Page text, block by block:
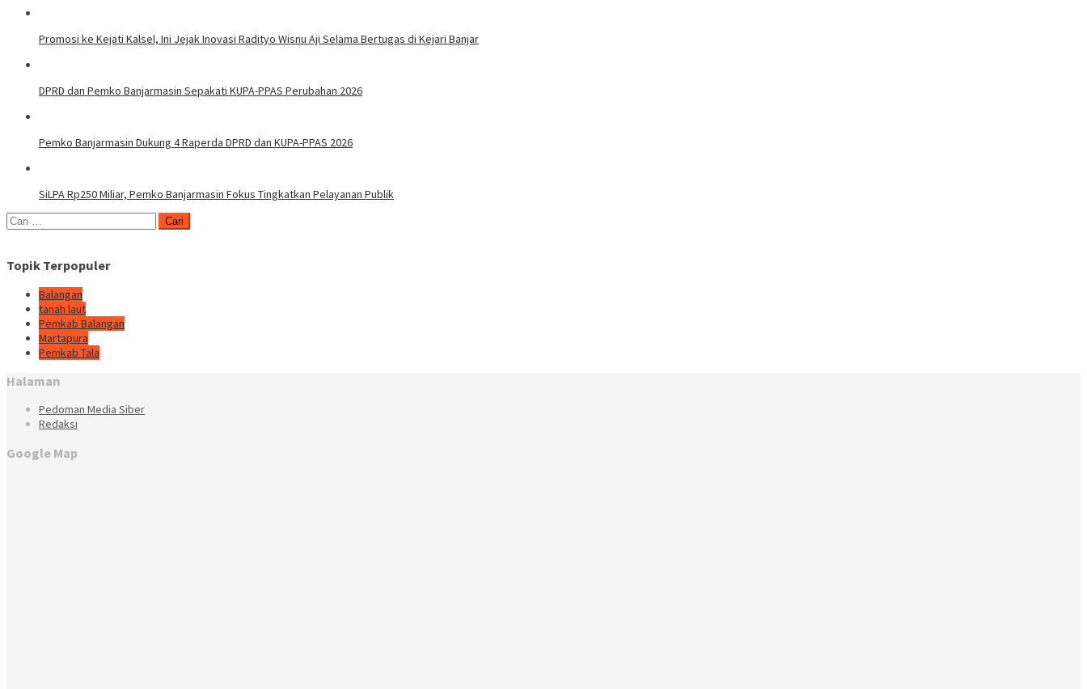
Promosi ke Kejati Kalsel, Ini Jejak Inovasi Radityo Wisnu Aji Selama Bertugas di Kejari Banjar
DPRD dan Pemko Banjarmasin Sepakati KUPA-PPAS Perubahan 2026
Pemko Banjarmasin Dukung 4 Raperda DPRD dan KUPA-PPAS 2026
SiLPA Rp250 Miliar, Pemko Banjarmasin Fokus Tingkatkan Pelayanan Publik
Cari
untuk:
Topik Terpopuler
Balangan
tanah laut
Pemkab Balangan
Martapura
Pemkab Tala
Halaman
Pedoman Media Siber
Redaksi
Google Map